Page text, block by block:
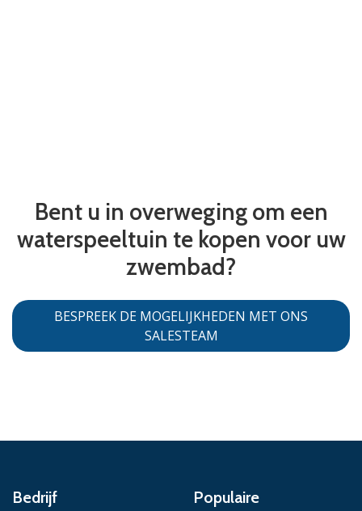
Bent u in overweging om een
waterspeeltuin te kopen voor uw
zwembad?
BESPREEK DE MOGELIJKHEDEN MET ONS
SALESTEAM
Bedrijf
Populaire